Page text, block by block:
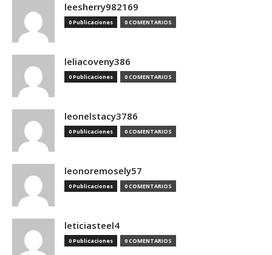
leesherry982169
0 Publicaciones 0 COMENTARIOS
leliacoveny386
0 Publicaciones 0 COMENTARIOS
leonelstacy3786
0 Publicaciones 0 COMENTARIOS
leonoremosely57
0 Publicaciones 0 COMENTARIOS
leticiasteel4
0 Publicaciones 0 COMENTARIOS